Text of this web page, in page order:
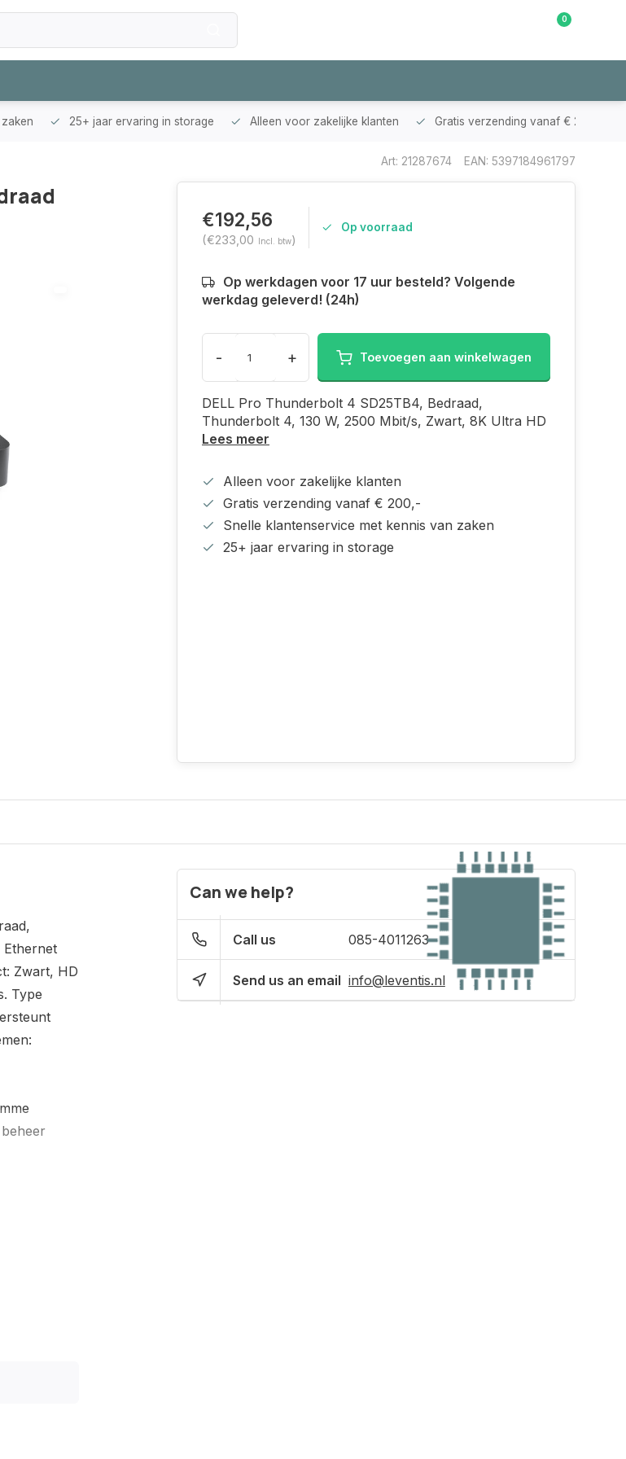
0
25+ jaar ervaring in storage Alleen voor zakelijke klanten Gratis verzending vanaf € 200,-
Art: 21287674 EAN: 5397184961797
€192,56
(€233,00 Incl. btw)
Op voorraad
Op werkdagen voor 17 uur besteld? Volgende
werkdag geleverd! (24h)
- + Toevoegen aan winkelwagen
DELL Pro Thunderbolt 4 SD25TB4, Bedraad,
Thunderbolt 4, 130 W, 2500 Mbit/s, Zwart, 8K Ultra HD
Lees meer
Alleen voor zakelijke klanten
Gratis verzending vanaf € 200,-
Snelle klantenservice met kennis van zaken
25+ jaar ervaring in storage
Ethernet
Zwart, HD
Type
Can we help?
Call us 085-4011263
Send us an email info@leventis.nl